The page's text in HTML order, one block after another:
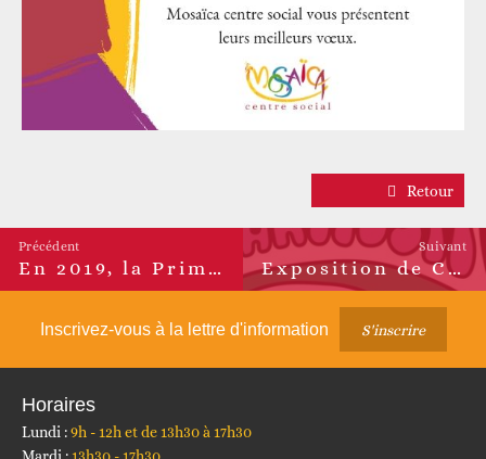
Retour
Précédent
Article
précédent :
En 2019, la Prime d’activité évolue !
Suivant
Article
suivant :
Exposition de Créartissim’ à Mosaïca
Inscrivez-vous à la lettre d'information S'inscrire
Horaires
Lundi :9h - 12h et de 13h30 à 17h30